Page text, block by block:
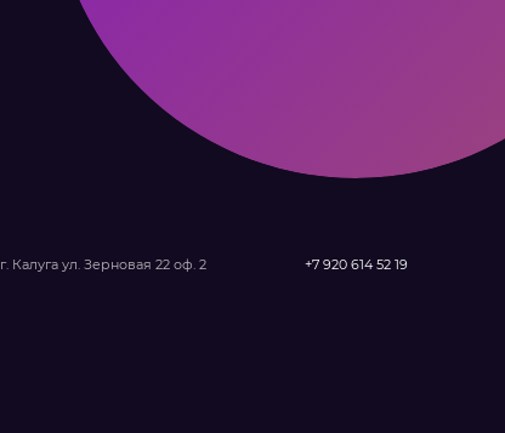
г. Калуга ул. Зерновая 22 оф. 2 +7 920 614 52 19